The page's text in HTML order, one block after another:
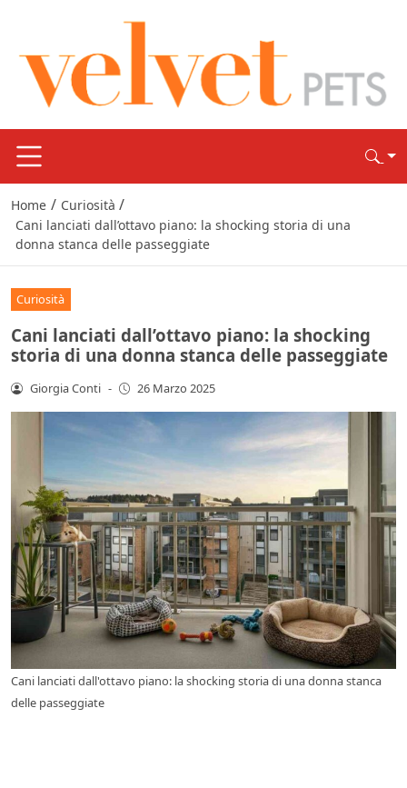
Home / Curiosità /
Cani lanciati dall’ottavo piano: la shocking storia di una
donna stanca delle passeggiate
Curiosità
Cani lanciati dall’ottavo piano: la shocking
storia di una donna stanca delle passeggiate
Giorgia Conti - 26 Marzo 2025
Cani lanciati dall'ottavo piano: la shocking storia di una donna stanca
delle passeggiate